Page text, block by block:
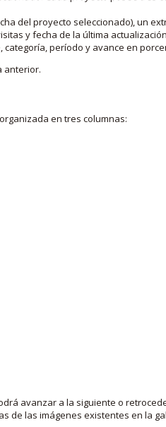
del proyecto seleccionado), un
y fecha de la última
período y avance en
anterior.
en tres columnas:
avanzar a la siguiente o
de las imágenes existentes en la